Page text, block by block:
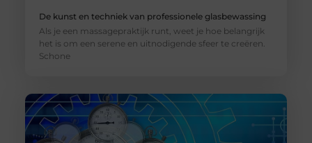
De kunst en techniek van professionele glasbewassing
Als je een massagepraktijk runt, weet je hoe belangrijk
het is om een serene en uitnodigende sfeer te creëren.
Schone